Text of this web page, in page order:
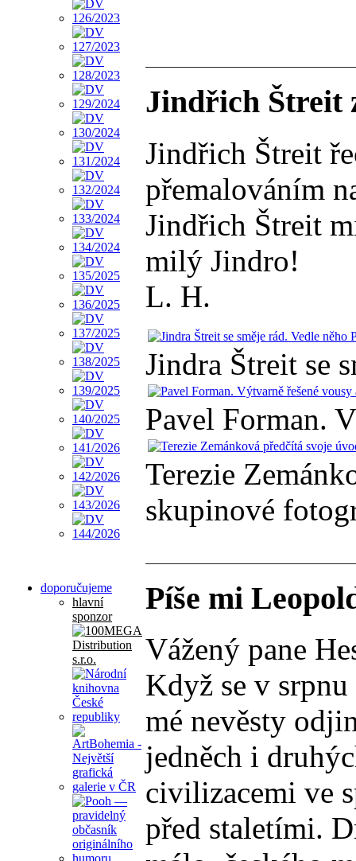
doporučujeme
hlavní
sponzor
Jindřich Štreit
Jindřich Štreit
přemalováním
Jindřich Štreit
milý Jindro!
L. H.
Jindra Štreit se
Pavel Forman.
Terezie
skupinové
Píše mi
Vážený pane
Když se v
mé nevěsty
jedněch i
civilizacemi ve
před staletími.